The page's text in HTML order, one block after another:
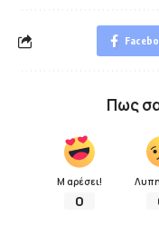
Πως
Μ αρέσει!
0